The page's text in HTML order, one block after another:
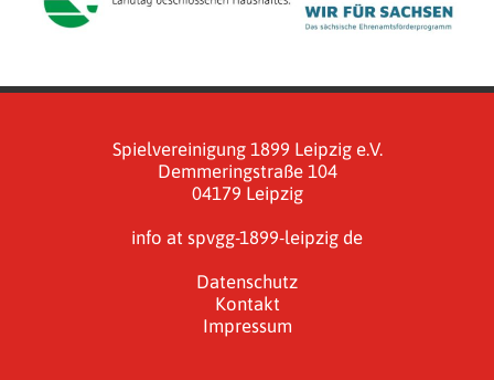
Spielvereinigung 1899 Leipzig e.V.
Demmeringstraße 104
04179 Leipzig
info at spvgg-1899-leipzig de
Datenschutz
Kontakt
Impressum